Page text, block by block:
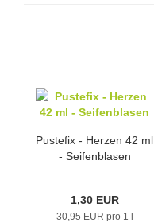
Pustefix - Herzen 42 ml
- Seifenblasen
1,30 EUR
30,95 EUR pro 1 l